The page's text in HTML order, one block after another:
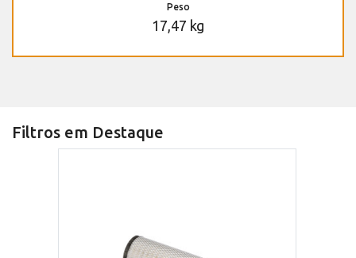
Peso
17,47 kg
Filtros em Destaque